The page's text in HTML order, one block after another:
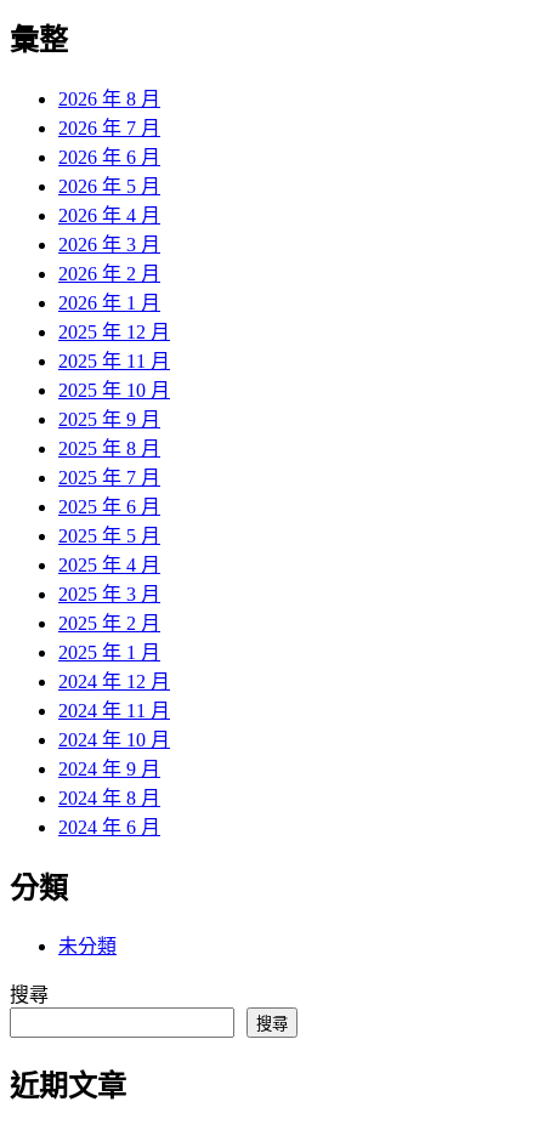
覽
彙整
2026 年 8 月
2026 年 7 月
2026 年 6 月
2026 年 5 月
2026 年 4 月
2026 年 3 月
2026 年 2 月
2026 年 1 月
2025 年 12 月
2025 年 11 月
2025 年 10 月
2025 年 9 月
2025 年 8 月
2025 年 7 月
2025 年 6 月
2025 年 5 月
2025 年 4 月
2025 年 3 月
2025 年 2 月
2025 年 1 月
2024 年 12 月
2024 年 11 月
2024 年 10 月
2024 年 9 月
2024 年 8 月
2024 年 6 月
分類
未分類
搜尋
搜尋
近期文章